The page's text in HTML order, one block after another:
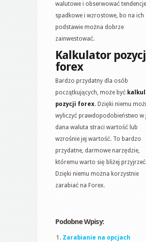
walutowe i obserwować tendencje
spadkowe i wzrostowe, bo na ich
podstawie można dobrze
zainwestować.
Kalkulator
forex
Bardzo przydatny dla osób
początkujących, może być
pozycji forex. Dzięki niemu
wyliczyć prawdopodobieństwo w
dana waluta straci wartość lub
wzrośnie jej wartość. To bardzo
przydatne, darmowe narzędzie,
któremu warto się bliżej
Dzięki niemu można korzystnie
zarabiać na Forex.
Podobne Wpisy:
Zarabianie na opcjach